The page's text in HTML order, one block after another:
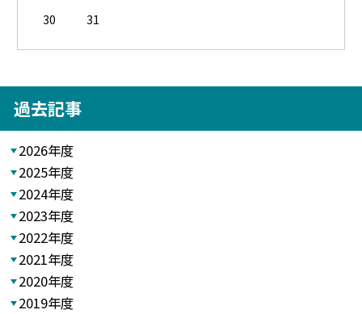
30
31
過去記事
2026年度
2025年度
2024年度
2023年度
2022年度
2021年度
2020年度
2019年度